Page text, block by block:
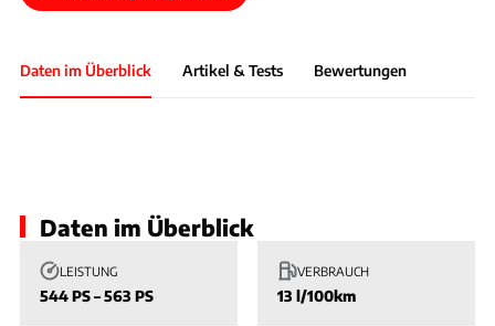
Daten im Überblick Artikel & Tests Bewertungen
Daten im Überblick
LEISTUNG
544 PS – 563 PS
VERBRAUCH
13 l/100km